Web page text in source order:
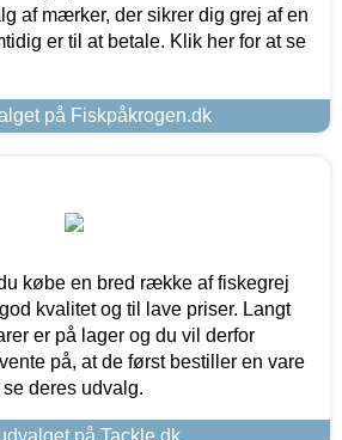
af mærker, der sikrer dig grej af en
er til at betale. Klik her for at se
på Fiskpåkrogen.dk
købe en bred række af fiskegrej
kvalitet og til lave priser. Langt
er på lager og du vil derfor
på, at de først bestiller en vare
deres udvalg.
på Tackle.dk